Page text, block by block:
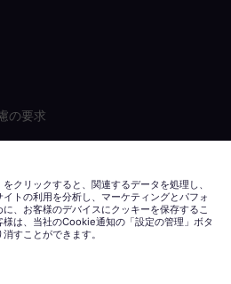
の要求
ルウェブサイト
する通知
クッキーに関する通知